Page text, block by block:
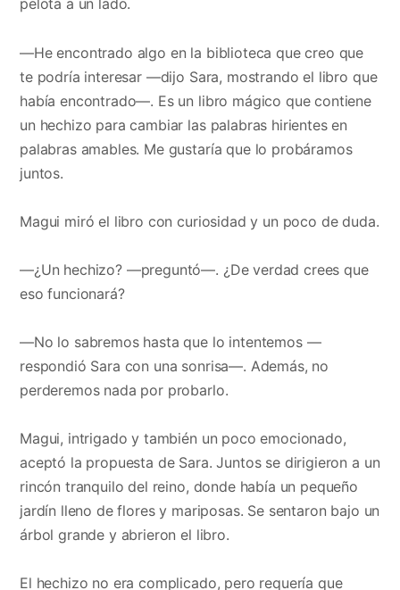
pelota a un lado.
—He encontrado algo en la biblioteca que creo que
te podría interesar —dijo Sara, mostrando el libro que
había encontrado—. Es un libro mágico que contiene
un hechizo para cambiar las palabras hirientes en
palabras amables. Me gustaría que lo probáramos
juntos.
Magui miró el libro con curiosidad y un poco de duda.
—¿Un hechizo? —preguntó—. ¿De verdad crees que
eso funcionará?
—No lo sabremos hasta que lo intentemos —
respondió Sara con una sonrisa—. Además, no
perderemos nada por probarlo.
Magui, intrigado y también un poco emocionado,
aceptó la propuesta de Sara. Juntos se dirigieron a un
rincón tranquilo del reino, donde había un pequeño
jardín lleno de flores y mariposas. Se sentaron bajo un
árbol grande y abrieron el libro.
El hechizo no era complicado, pero requería que